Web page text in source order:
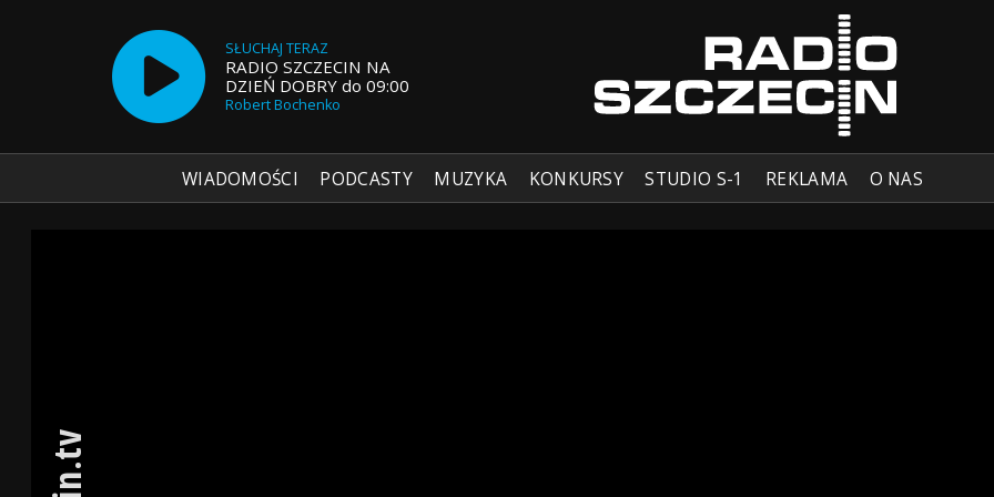
SŁUCHAJ TERAZ
RADIO SZCZECIN NA
DZIEŃ DOBRY do 09:00
Robert Bochenko
WIADOMOŚCI PODCASTY MUZYKA KONKURSY STUDIO S-1 REKLAMA O NAS